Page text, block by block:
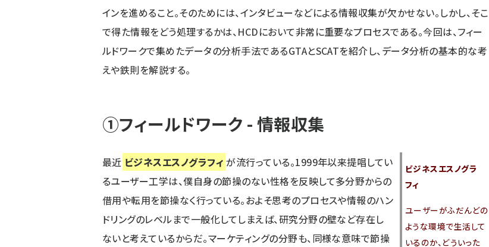
インを進めること。そのためには、インタビューなどによる情報収集が欠かせない。しかし、そこ
で得た情報をどう処理するかは、HCDにおいて非常に重要なプロセスである。今回は、フィー
ルドワークで集めたデータの分析手法であるGTAとSCATを紹介し、データ分析の基本的な考
えや鉄則を解説する。
①フィールドワーク - 情報収集
ビジネスエスノグラ
フィ
ユーザーがふだんどの
ような環境で生活して
いるのか、どういった
最近 ビジネスエスノグラフィ が流行っている。1999年以来提唱してい
るユーザー工学は、僕自身の節操のない性格を反映して多分野からの
借用や転用を節操なく行っている。およそ思考のプロセスや情報のハン
ドリングのレベルまで一般化してしまえば、研究分野の壁など存在し
ないと考えているからだ。マーケティングの分野も、同様な意味で節操